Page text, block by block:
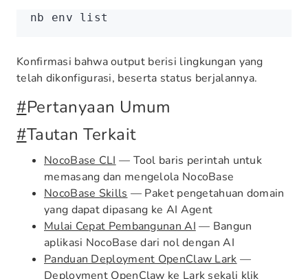
nb env list
Konfirmasi bahwa output berisi lingkungan yang
telah dikonfigurasi, beserta status berjalannya.
#Pertanyaan Umum
#Tautan Terkait
NocoBase CLI — Tool baris perintah untuk
memasang dan mengelola NocoBase
NocoBase Skills — Paket pengetahuan domain
yang dapat dipasang ke AI Agent
Mulai Cepat Pembangunan AI — Bangun
aplikasi NocoBase dari nol dengan AI
Panduan Deployment OpenClaw Lark —
Deployment OpenClaw ke Lark sekali klik